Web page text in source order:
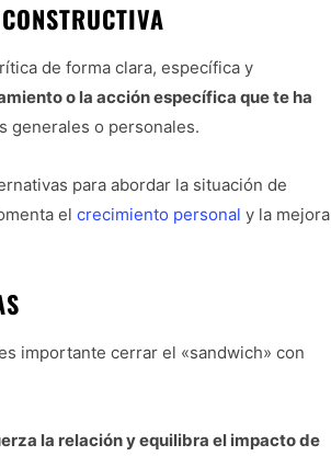
de forma clara, específica y
o la acción específica que te ha
generales o personales.
para abordar la situación de
el crecimiento personal y la mejora
importante cerrar el «sandwich» con
la relación y equilibra el impacto de